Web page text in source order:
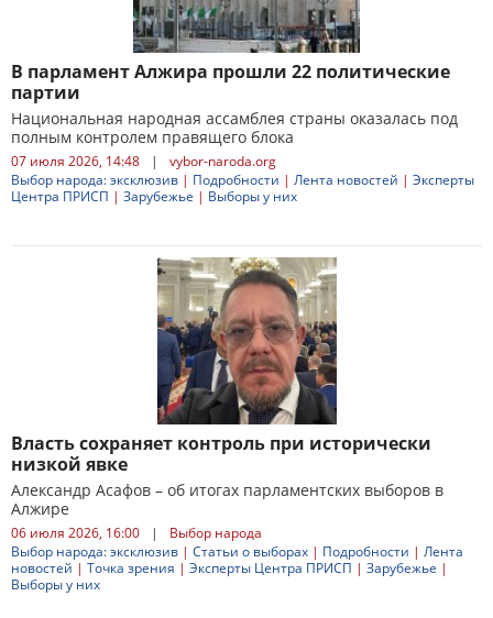
В парламент Алжира прошли 22 политические
партии
Национальная народная ассамблея страны оказалась под
полным контролем правящего блока
07 июля 2026, 14:48 |
vybor-naroda.org
Выбор народа: эксклюзив | Подробности | Лента новостей | Эксперты
Центра ПРИСП | Зарубежье | Выборы у них
Власть сохраняет контроль при исторически
низкой явке
Александр Асафов – об итогах парламентских выборов в
Алжире
06 июля 2026, 16:00 |
Выбор народа
Выбор народа: эксклюзив | Статьи о выборах | Подробности | Лента
новостей | Точка зрения | Эксперты Центра ПРИСП | Зарубежье |
Выборы у них